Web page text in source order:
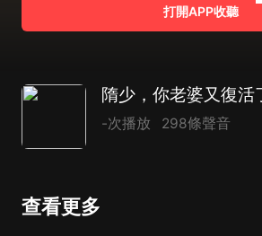
打開APP收聽
-次播放 298條聲音
查看更多